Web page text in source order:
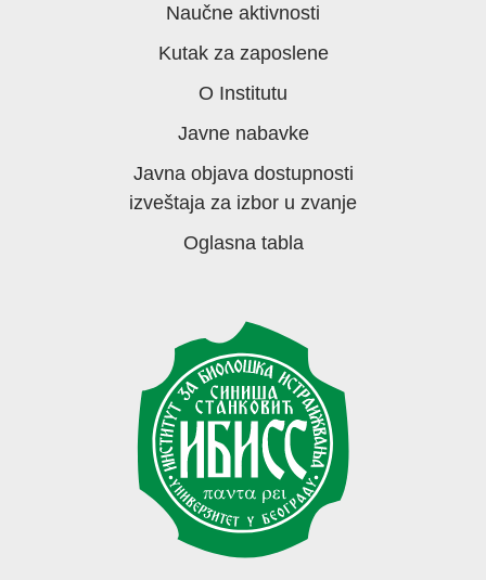
Naučne aktivnosti
Kutak za zaposlene
O Institutu
Javne nabavke
Javna objava dostupnosti
izveštaja za izbor u zvanje
Oglasna tabla